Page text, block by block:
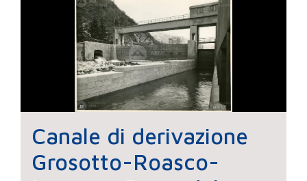
Canale di derivazione
Grosotto-Roasco-